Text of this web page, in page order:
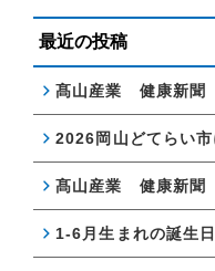
最近の投稿
髙山産業 健康新聞
2026岡山どてらい
髙山産業 健康新聞
1-6月生まれの誕生